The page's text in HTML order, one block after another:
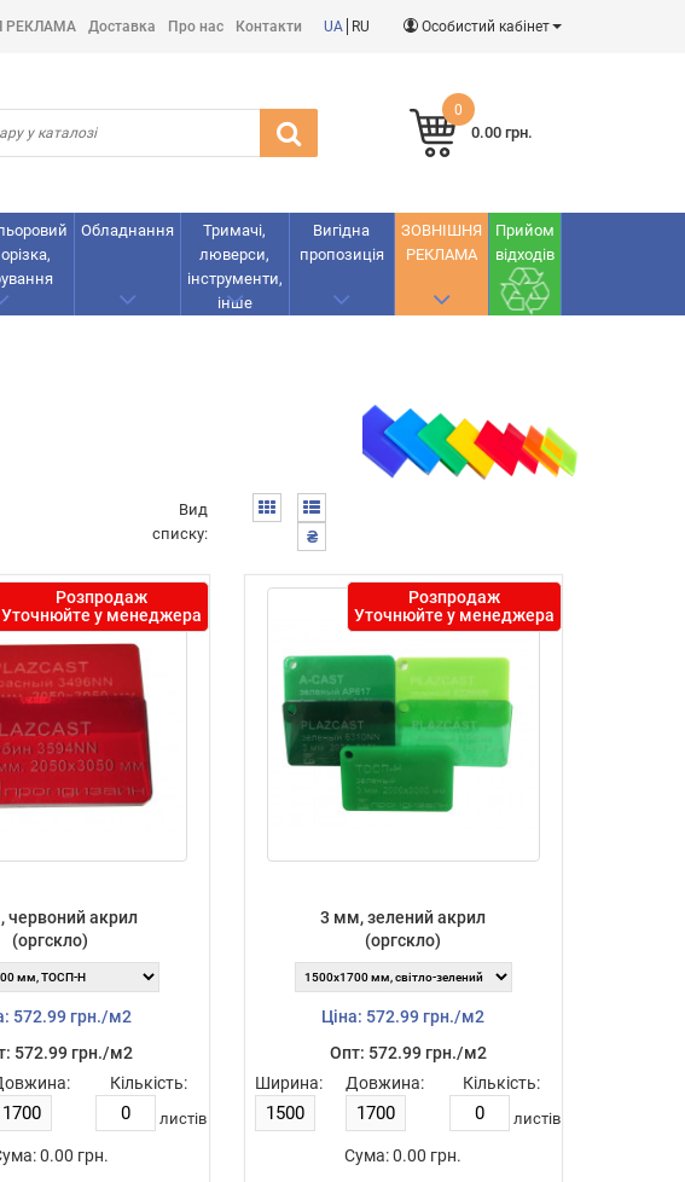
РЕКЛАМА Доставка Про нас Контакти UA RU Особистий кабінет
0
0.00 грн.
Обладнання
Тримачі,
люверси,
інструменти,
інше
Вигідна
пропозиція
ЗОВНІШНЯ
РЕКЛАМА
Прийом
відходів
Вид
списку:
₴
Розпродаж
Уточнюйте у менеджера
червоний акрил
(оргскло)
572.99 грн./м2
572.99 грн./м2
Кількість:
листiв
0.00 грн.
Розпродаж
Уточнюйте у менеджера
3 мм, зелений акрил
(оргскло)
Ціна: 572.99 грн./м2
Опт: 572.99 грн./м2
Ширина:
Довжина: Кількість:
листiв
Сума: 0.00 грн.